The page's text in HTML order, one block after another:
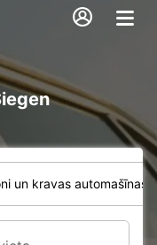
un kravas automašīnas